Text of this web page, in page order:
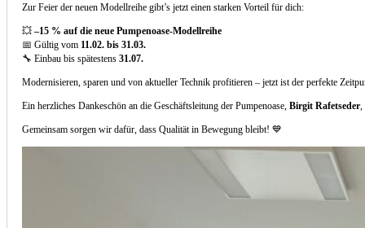
Zur Feier der neuen Modellreihe gibt’s jetzt einen starken Vorteil für dich:
💥–15 % auf die neue Pumpenoase-Modellreihe
📅 Gültig vom 11.02. bis 31.03.
🔧 Einbau bis spätestens31.07.
Modernisieren, sparen und von aktueller Technik profitieren – jetzt ist der perfekte
Ein herzliches Dankeschön an die Geschäftsleitung der Pumpenoase,Birgit Rafetseder
Gemeinsam sorgen wir dafür, dass Qualität in Bewegung bleibt! 💙